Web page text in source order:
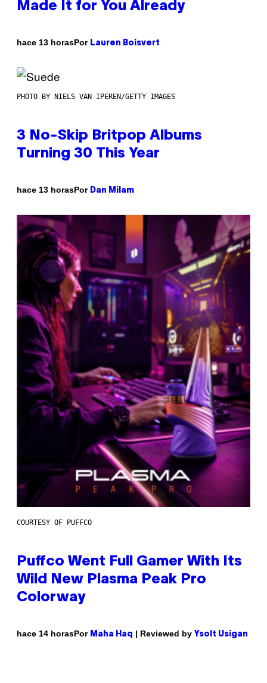
Made It for You Already
hace 13 horasPor Lauren Boisvert
PHOTO BY NIELS VAN IPEREN/GETTY IMAGES
3 No-Skip Britpop Albums
Turning 30 This Year
hace 13 horasPor Dan Milam
COURTESY OF PUFFCO
Puffco Went Full Gamer With Its
Wild New Plasma Peak Pro
Colorway
hace 14 horasPor Maha Haq | Reviewed by Ysolt Usigan